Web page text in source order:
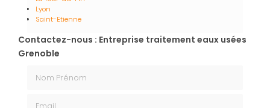
Lyon
Saint-Etienne
Contactez-nous : Entreprise traitement eaux usées
Grenoble
Nom Prénom